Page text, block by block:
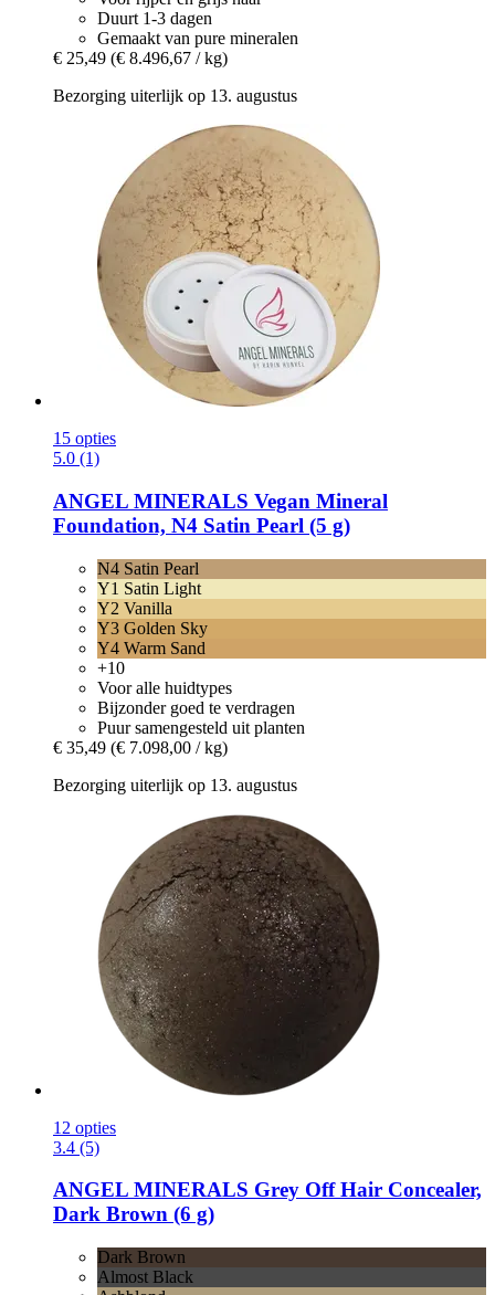
Duurt 1-3 dagen
Gemaakt van pure mineralen
€ 25,49 (€ 8.496,67 / kg)
Bezorging uiterlijk op 13. augustus
15 opties
5.0 (1)
ANGEL MINERALS Vegan Mineral
Foundation, N4 Satin Pearl (5 g)
N4 Satin Pearl
Y1 Satin Light
Y2 Vanilla
Y3 Golden Sky
Y4 Warm Sand
+10
Voor alle huidtypes
Bijzonder goed te verdragen
Puur samengesteld uit planten
€ 35,49 (€ 7.098,00 / kg)
Bezorging uiterlijk op 13. augustus
12 opties
3.4 (5)
ANGEL MINERALS Grey Off Hair Concealer,
Dark Brown (6 g)
Dark Brown
Almost Black